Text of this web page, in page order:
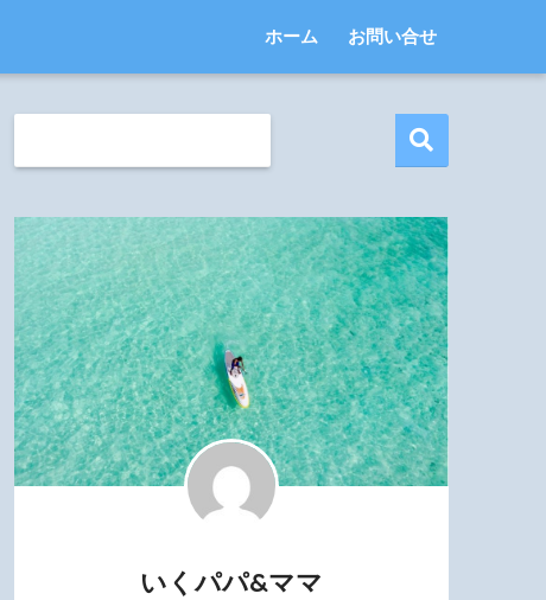
ホーム お問い合せ
いくパパ&ママ